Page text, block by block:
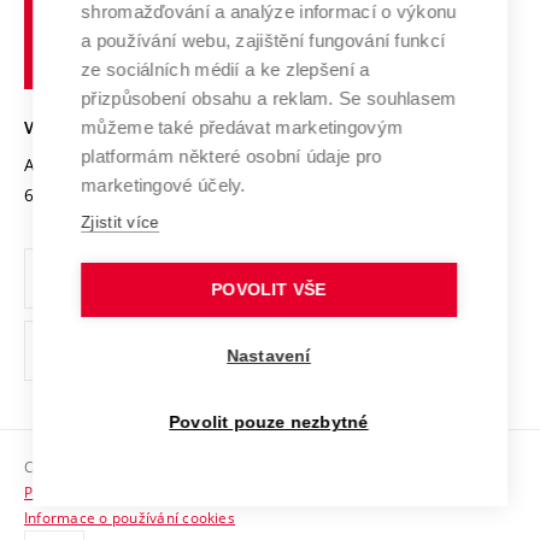
Transfer znalostí
Open Science
Projekty
Projekty ze strukturálních fondů
Specifický výzkum
Služby univerzity
Mezinárodní dohody
Univerzitní sítě
Udržitelná univerzita
Podnikavá univerzita / ContriBUTe
Bezpečná univerzita
Vyznamenání
Organizační struktura
Ochrana osobních údajů
odkaz)
Sociální bezpečí
HR Award
učení
technické
Brně
VYSOKÉ UČENÍ TECHNICKÉ V BRNĚ
Antonínská 548/1
602 00 Brno
www.vut.cz
vut@vutbr.cz
Copyright © 2026 VUT
Prohlášení o přístupnosti
Informace o používání cookies
shromažďování a analýze informací o výkonu
a používání webu, zajištění fungování funkcí
ze sociálních médií a ke zlepšení a
přizpůsobení obsahu a reklam. Se souhlasem
můžeme také předávat marketingovým
platformám některé osobní údaje pro
marketingové účely.
Zjistit více
POVOLIT VŠE
Nastavení
Povolit pouze nezbytné